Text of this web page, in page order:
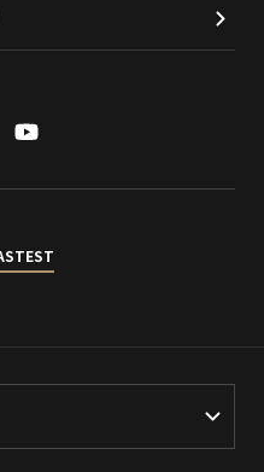
youtube